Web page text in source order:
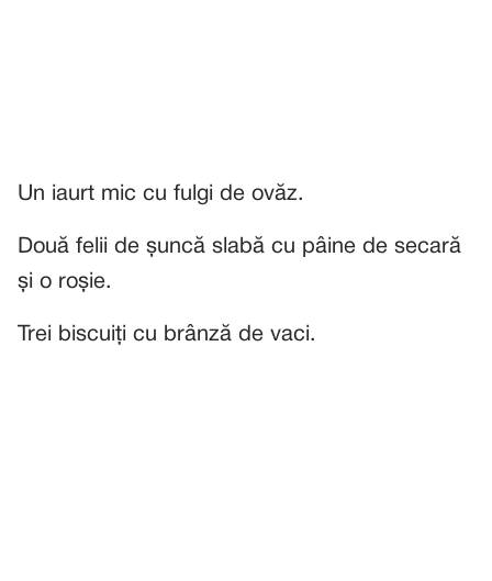
Un iaurt mic cu fulgi de ovăz.
Două felii de șuncă slabă cu pâine de secară
și o roșie.
Trei biscuiți cu brânză de vaci.